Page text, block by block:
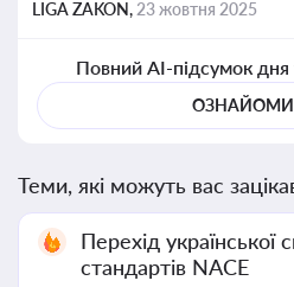
LIGA ZAKON, 23 жовтня 2025
Повний AI-підсумок дня
Теми, які можуть вас
Перехід
стандартів NACE